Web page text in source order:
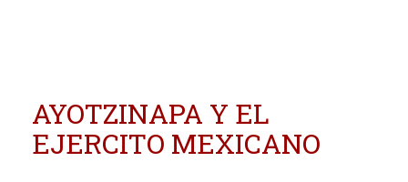
AYOTZINAPA Y EL
EJERCITO MEXICANO